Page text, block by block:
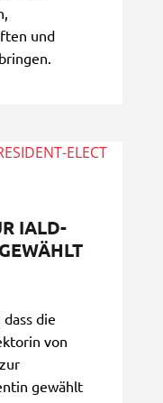
und
IALD-
die
von
gewählt